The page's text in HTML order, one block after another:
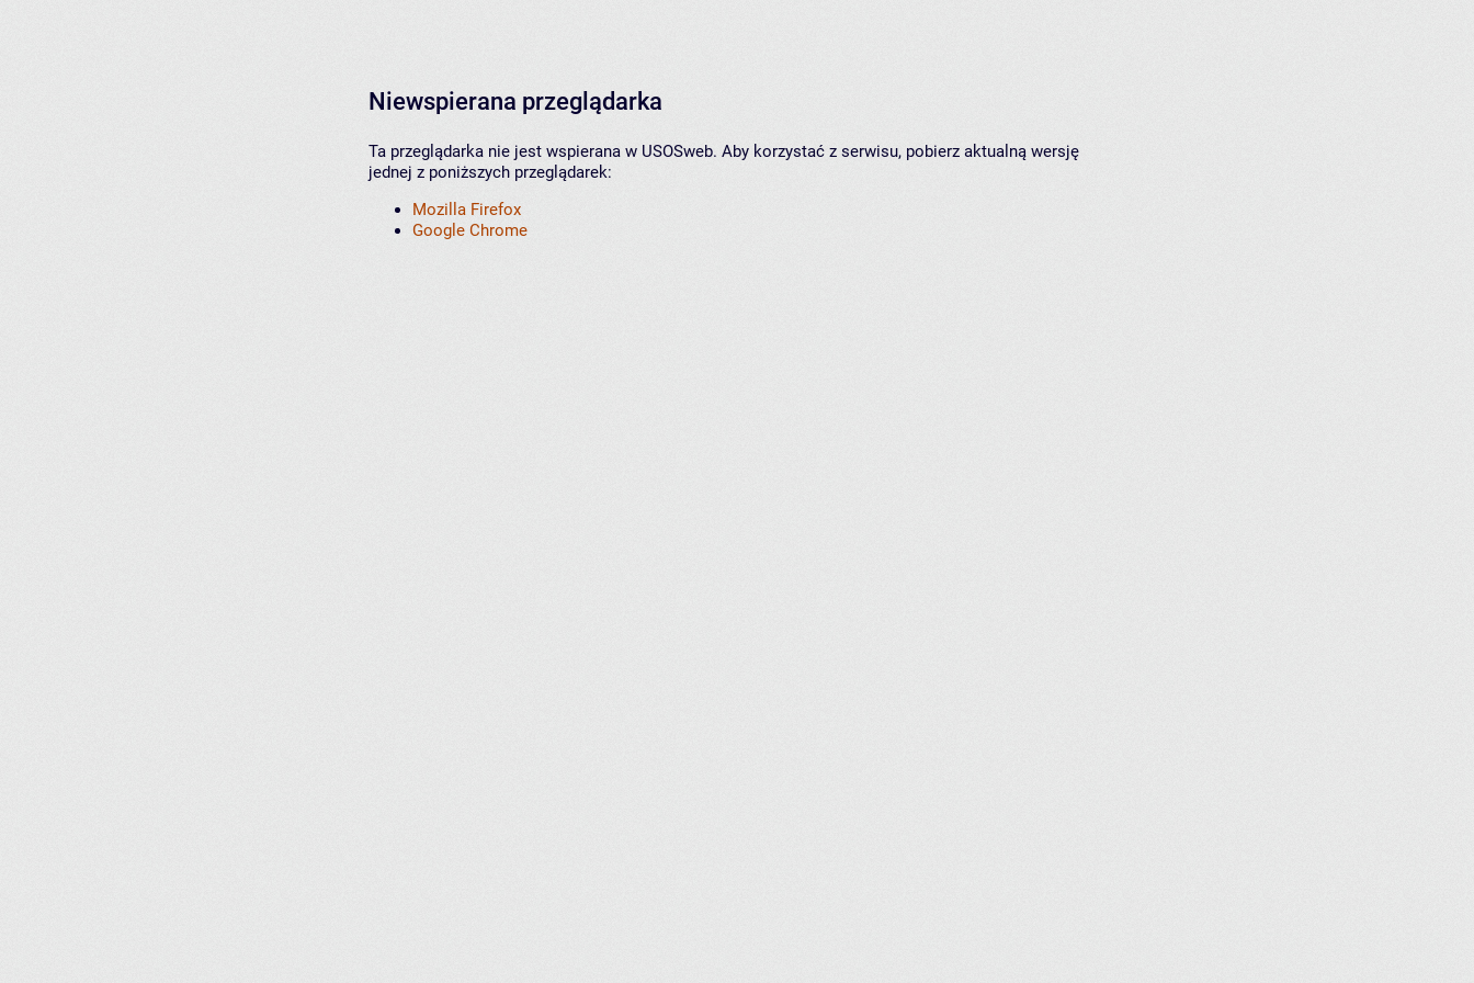
Niewspierana przeglądarka
Ta przeglądarka nie jest wspierana w USOSweb. Aby korzystać z serwisu, pobierz aktualną wersję
jednej z poniższych przeglądarek:
Mozilla Firefox
Google Chrome